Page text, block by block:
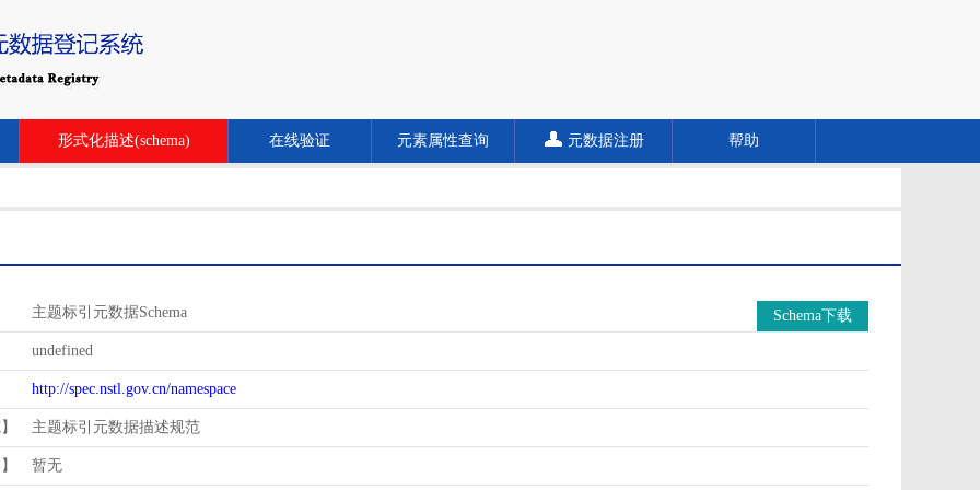
形式化描述(schema) 在线验证 元素属性查询 元数据注册 帮助
主题标引元数据Schema Schema下载
undefined
http://spec.nstl.gov.cn/namespace
主题标引元数据描述规范
暂无